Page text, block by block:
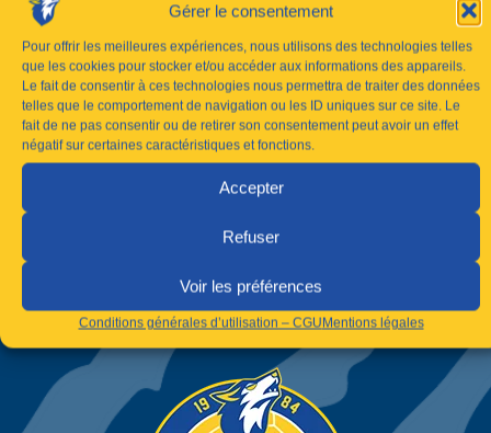
Gérer le consentement
Pour offrir les meilleures expériences, nous utilisons des technologies telles
que les cookies pour stocker et/ou accéder aux informations des appareils.
Le fait de consentir à ces technologies nous permettra de traiter des données
telles que le comportement de navigation ou les ID uniques sur ce site. Le
fait de ne pas consentir ou de retirer son consentement peut avoir un effet
négatif sur certaines caractéristiques et fonctions.
Accepter
Refuser
Voir les préférences
Conditions générales d’utilisation – CGUMentions légales